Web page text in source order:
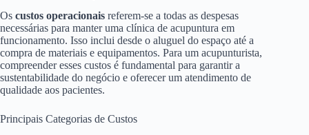
Os custos operacionais referem-se a todas as despesas
necessárias para manter uma clínica de acupuntura em
funcionamento. Isso inclui desde o aluguel do espaço até a
compra de materiais e equipamentos. Para um acupunturista,
compreender esses custos é fundamental para garantir a
sustentabilidade do negócio e oferecer um atendimento de
qualidade aos pacientes.
Principais Categorias de Custos